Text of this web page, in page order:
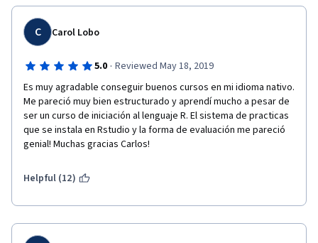
C Carol Lobo
5.0 · Reviewed May 18, 2019
Es muy agradable conseguir buenos cursos en mi idioma nativo.
Me pareció muy bien estructurado y aprendí mucho a pesar de
ser un curso de iniciación al lenguaje R. El sistema de practicas
que se instala en Rstudio y la forma de evaluación me pareció
genial! Muchas gracias Carlos!
Helpful (12)